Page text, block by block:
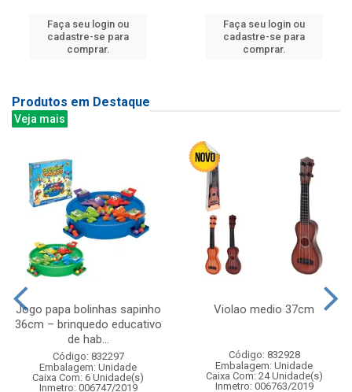
Faça seu login ou
cadastre-se para
comprar.
Faça seu login ou
cadastre-se para
comprar.
Produtos em Destaque
Veja mais
Jogo papa bolinhas sapinho
36cm – brinquedo educativo
de hab...
Código: 832297
Embalagem: Unidade
Caixa Com: 6 Unidade(s)
Inmetro: 006747/2019
Violao medio 37cm
Código: 832928
Embalagem: Unidade
Caixa Com: 24 Unidade(s)
Inmetro: 006763/2019